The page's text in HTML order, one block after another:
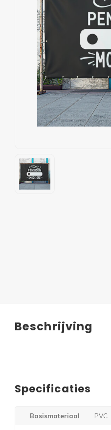
Beschrijving
Specificaties
Basismateriaal PVC